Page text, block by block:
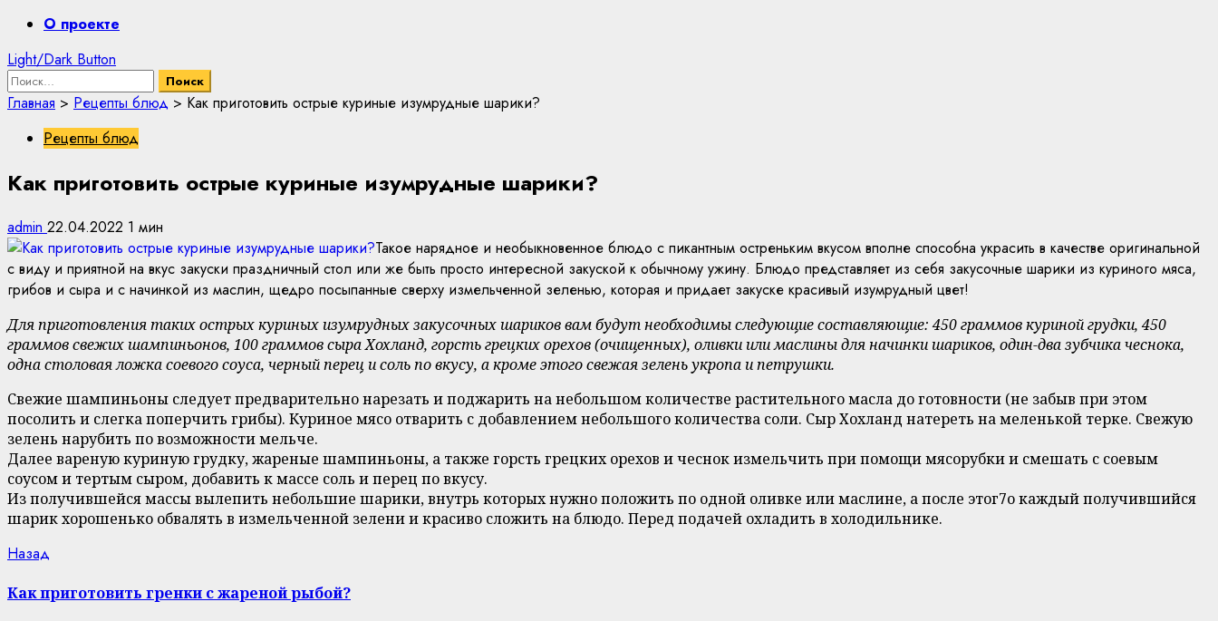
PrimaryО проекте
Light/Dark Button
Найти:
Главная > Рецепты блюд > Как приготовить острые куриные изумрудные шарики?
Рецепты блюд
Как приготовить острые куриные изумрудные шарики?
admin 22.04.2022 1 мин
Такое нарядное и необыкновенное блюдо с пикантным остреньким вкусом вполне способна украсить в качестве оригинальной
с виду и приятной на вкус закуски праздничный стол или же быть просто интересной закуской к обычному ужину. Блюдо представляет из себя закусочные шарики из куриного мяса,
грибов и сыра и с начинкой из маслин, щедро посыпанные сверху измельченной зеленью, которая и придает закуске красивый изумрудный цвет!
Для приготовления таких острых куриных изумрудных закусочных шариков вам будут необходимы следующие составляющие: 450 граммов куриной грудки, 450
граммов свежих шампиньонов, 100 граммов сыра Хохланд, горсть грецких орехов (очищенных), оливки или маслины для начинки шариков, один-два зубчика чеснока,
одна столовая ложка соевого соуса, черный перец и соль по вкусу, а кроме этого свежая зелень укропа и петрушки.
Свежие шампиньоны следует предварительно нарезать и поджарить на небольшом количестве растительного масла до готовности (не забыв при этом
посолить и слегка поперчить грибы). Куриное мясо отварить с добавлением небольшого количества соли. Сыр Хохланд натереть на меленькой терке. Свежую
зелень нарубить по возможности мельче.
Далее вареную куриную грудку, жареные шампиньоны, а также горсть грецких орехов и чеснок измельчить при помощи мясорубки и смешать с соевым
соусом и тертым сыром, добавить к массе соль и перец по вкусу.
Из получившейся массы вылепить небольшие шарики, внутрь которых нужно положить по одной оливке или маслине, а после этог7о каждый получившийся
шарик хорошенько обвалять в измельченной зелени и красиво сложить на блюдо. Перед подачей охладить в холодильнике.
Continue
Reading
Назад
Как приготовить гренки с жареной рыбой?